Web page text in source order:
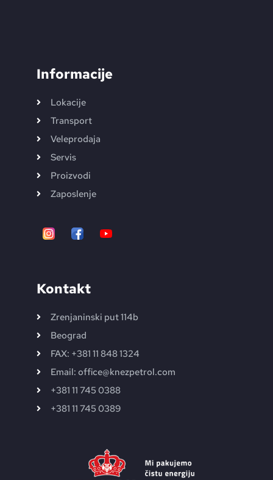
Informacije
Lokacije
Transport
Veleprodaja
Servis
Proizvodi
Zaposlenje
Kontakt
Zrenjaninski put 114b
Beograd
FAX: +381 11 848 1324
Email: office@knezpetrol.com
+381 11 745 0388
+381 11 745 0389